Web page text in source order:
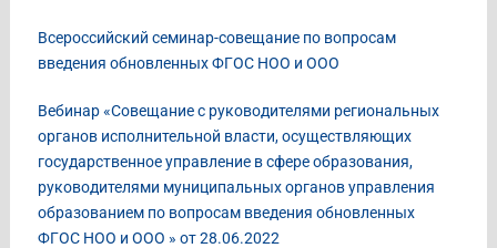
Всероссийский семинар-совещание по вопросам
введения обновленных ФГОС НОО и ООО
Вебинар «Совещание с руководителями региональных
органов исполнительной власти, осуществляющих
государственное управление в сфере образования,
руководителями муниципальных органов управления
образованием по вопросам введения обновленных
ФГОС НОО и ООО » от 28.06.2022